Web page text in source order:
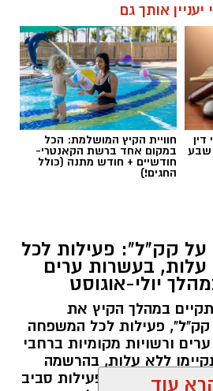
מתכסים באלפי כוכבים,
המרהיבים של
זו ההזדמנות לעצור
שלם של כוכבים, כוכבי לכת,
כתוצאה ממפגש כדור
השביט סוויפט-טאטל,
במיוחד שבו ניתן לראות
באמצעי ראייה. בשיא
יעניין אותך גם
שבע
חוויית הקיץ המושלמת: הכל
במקום אחד ברשת הקאנטרי-
חודשיים + חודש מתנה (כולל
החגים!)
על קק"ל": פעילות לכל
בעשרות ערים
יולי-אוגוסט
במהלך הקיץ את
קק"ל", פעילות לכל המשפחה
ורשויות מקומיות ברחבי
ללא עלות, בהרשמה
ולהורים פעילות סביב